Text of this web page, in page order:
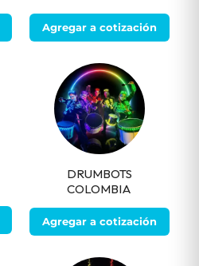
Agregar a cotización
DRUMBOTS
COLOMBIA
Agregar a cotización